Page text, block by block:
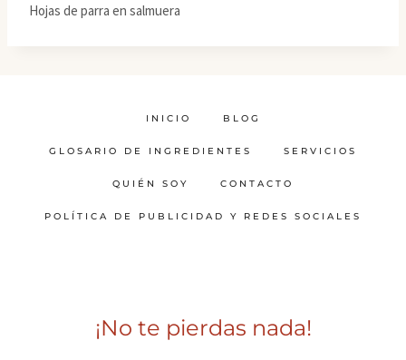
Hojas de parra en salmuera
INICIO BLOG
GLOSARIO DE INGREDIENTES SERVICIOS
QUIÉN SOY CONTACTO
POLÍTICA DE PUBLICIDAD Y REDES SOCIALES
¡No te pierdas nada!